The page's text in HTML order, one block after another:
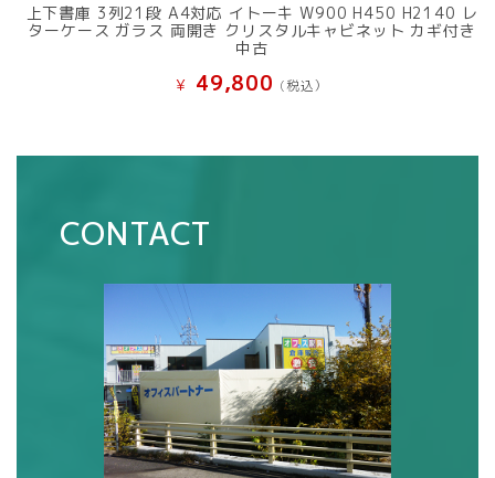
上下書庫 3列21段 A4対応 イトーキ W900 H450 H2140 レ
ターケース ガラス 両開き クリスタルキャビネット カギ付き
中古
¥ 49,800 (税込）
CONTACT